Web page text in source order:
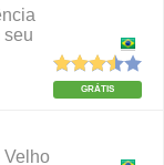
seu
GRÁTIS
Velho